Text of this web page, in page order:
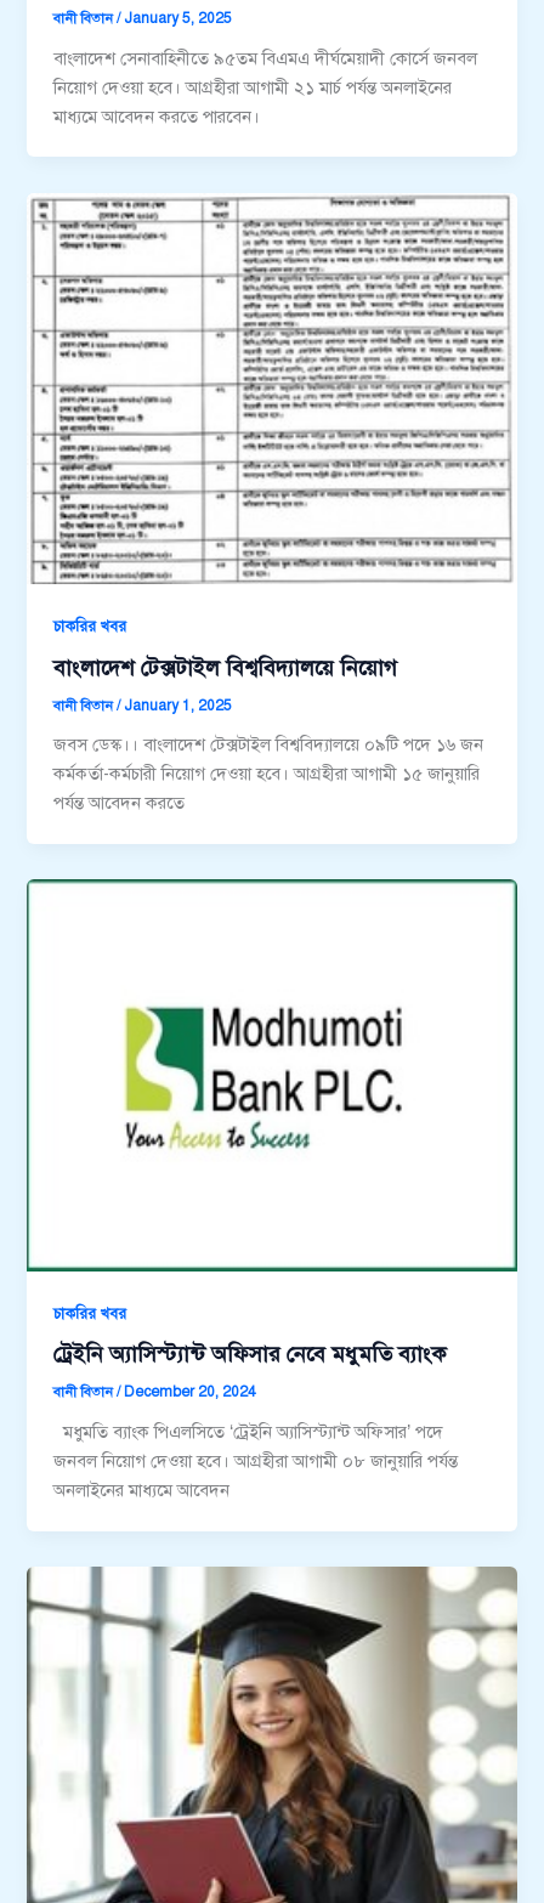
বানী বিতান/ January 5, 2025
বাংলাদেশ সেনাবাহিনীতে ৯৫তম বিএমএ দীর্ঘমেয়াদী কোর্সে জনবল
নিয়োগ দেওয়া হবে। আগ্রহীরা আগামী ২১ মার্চ পর্যন্ত অনলাইনের
মাধ্যমে আবেদন করতে পারবেন।
চাকরির খবর
বাংলাদেশ টেক্সটাইল বিশ্ববিদ্যালয়ে নিয়োগ
বানী বিতান/ January 1, 2025
জবস ডেস্ক।। বাংলাদেশ টেক্সটাইল বিশ্ববিদ্যালয়ে ০৯টি পদে ১৬ জন
কর্মকর্তা-কর্মচারী নিয়োগ দেওয়া হবে। আগ্রহীরা আগামী ১৫ জানুয়ারি
পর্যন্ত আবেদন করতে
চাকরির খবর
ট্রেইনি অ্যাসিস্ট্যান্ট অফিসার নেবে মধুমতি ব্যাংক
বানী বিতান/ December 20, 2024
মধুমতি ব্যাংক পিএলসিতে ‘ট্রেইনি অ্যাসিস্ট্যান্ট অফিসার’ পদে
জনবল নিয়োগ দেওয়া হবে। আগ্রহীরা আগামী ০৮ জানুয়ারি পর্যন্ত
অনলাইনের মাধ্যমে আবেদন